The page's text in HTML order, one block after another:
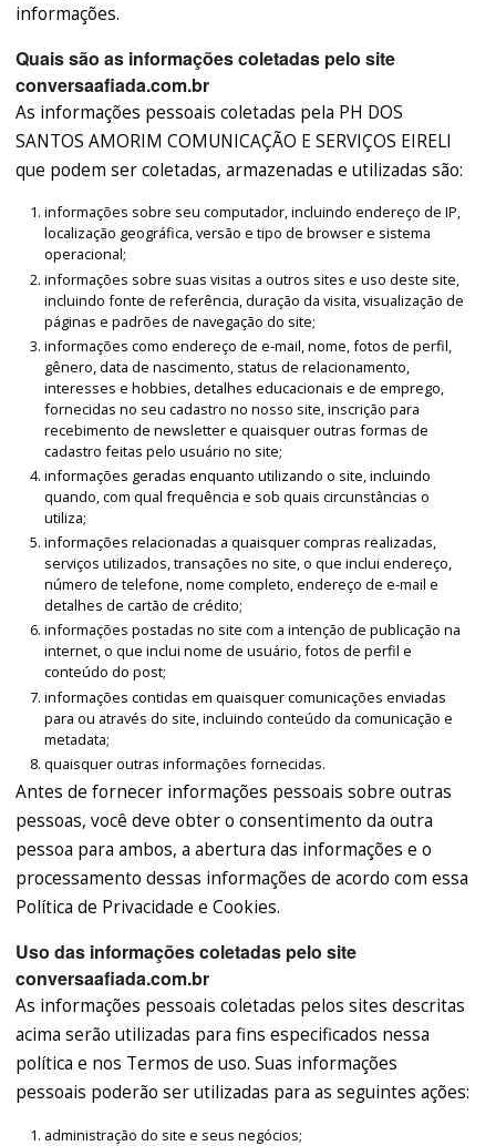
informações.
Quais são as informações coletadas pelo site
conversaafiada.com.br
As informações pessoais coletadas pela PH DOS
SANTOS AMORIM COMUNICAÇÃO E SERVIÇOS EIRELI
que podem ser coletadas, armazenadas e utilizadas são:
informações sobre seu computador, incluindo endereço de IP,
localização geográfica, versão e tipo de browser e sistema
operacional;
informações sobre suas visitas a outros sites e uso deste site,
incluindo fonte de referência, duração da visita, visualização de
páginas e padrões de navegação do site;
informações como endereço de e-mail, nome, fotos de perfil,
gênero, data de nascimento, status de relacionamento,
interesses e hobbies, detalhes educacionais e de emprego,
fornecidas no seu cadastro no nosso site, inscrição para
recebimento de newsletter e quaisquer outras formas de
cadastro feitas pelo usuário no site;
informações geradas enquanto utilizando o site, incluindo
quando, com qual frequência e sob quais circunstâncias o
utiliza;
informações relacionadas a quaisquer compras realizadas,
serviços utilizados, transações no site, o que inclui endereço,
número de telefone, nome completo, endereço de e-mail e
detalhes de cartão de crédito;
informações postadas no site com a intenção de publicação na
internet, o que inclui nome de usuário, fotos de perfil e
conteúdo do post;
informações contidas em quaisquer comunicações enviadas
para ou através do site, incluindo conteúdo da comunicação e
metadata;
quaisquer outras informações fornecidas.
Antes de fornecer informações pessoais sobre outras
pessoas, você deve obter o consentimento da outra
pessoa para ambos, a abertura das informações e o
processamento dessas informações de acordo com essa
Política de Privacidade e Cookies.
Uso das informações coletadas pelo site
conversaafiada.com.br
As informações pessoais coletadas pelos sites descritas
acima serão utilizadas para fins especificados nessa
política e nos Termos de uso. Suas informações
pessoais poderão ser utilizadas para as seguintes ações:
administração do site e seus negócios;